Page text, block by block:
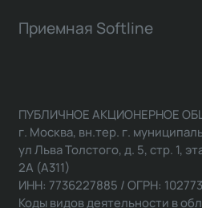
Приемная Softline
ПУБЛИЧНОЕ АКЦИОНЕРНОЕ
г. Москва, вн.тер. г.
ул Льва Толстого, д. 5, стр. 1,
2А (А311)
ИНН: 7736227885 / ОГРН:
Коды видов деятельности в